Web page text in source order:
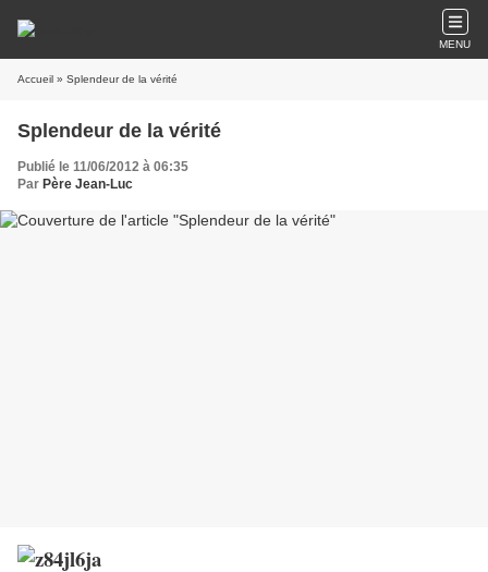
MENU
Accueil » Splendeur de la vérité
Splendeur de la vérité
Publié le 11/06/2012 à 06:35
Par Père Jean-Luc